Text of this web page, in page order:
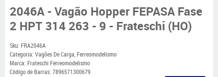
2046A - Vagão Hopper FEPASA Fase
2 HPT 314 263 - 9 - Frateschi (HO)
Sku: FRA2046A
Categoria: Vagões De Carga,Ferreomodelismo
Marca: Frateschi Ferreomodelismo
Código de Barras: 7896571300679